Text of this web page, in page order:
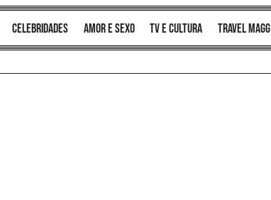
celebridades amor e sexo TV e cultura Travel MAGG